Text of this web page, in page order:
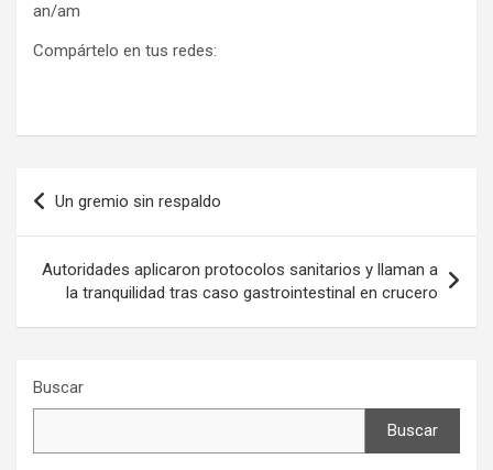
an/am
Compártelo en tus redes:
Navegación
de
entradas
Un gremio sin respaldo
Autoridades aplicaron protocolos sanitarios y llaman a
la tranquilidad tras caso gastrointestinal en crucero
Buscar
Buscar